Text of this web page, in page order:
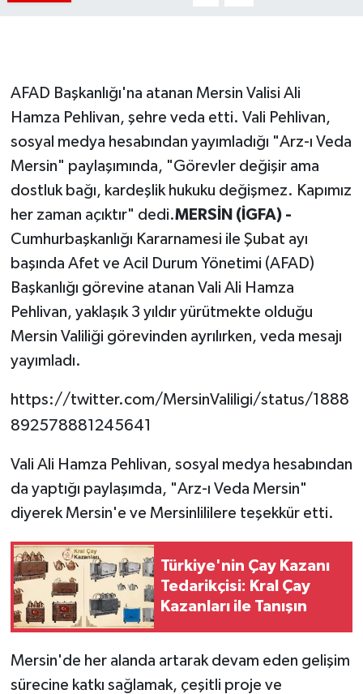
AFAD Başkanlığı'na atanan Mersin Valisi Ali
Hamza Pehlivan, şehre veda etti. Vali Pehlivan,
sosyal medya hesabından yayımladığı "Arz-ı Veda
Mersin" paylaşımında, "Görevler değişir ama
dostluk bağı, kardeşlik hukuku değişmez. Kapımız
her zaman açıktır" dedi.MERSİN (İGFA) -
Cumhurbaşkanlığı Kararnamesi ile Şubat ayı
başında Afet ve Acil Durum Yönetimi (AFAD)
Başkanlığı görevine atanan Vali Ali Hamza
Pehlivan, yaklaşık 3 yıldır yürütmekte olduğu
Mersin Valiliği görevinden ayrılırken, veda mesajı
yayımladı.
https://twitter.com/MersinValiligi/status/1888
892578881245641
Vali Ali Hamza Pehlivan, sosyal medya hesabından
da yaptığı paylaşımda, "Arz-ı Veda Mersin"
diyerek Mersin'e ve Mersinlililere teşekkür etti.
Türkiye'nin Çay Kazanı
Tedarikçisi: Kral Çay
Kazanları ile Tanışın
Mersin'de her alanda artarak devam eden gelişim
sürecine katkı sağlamak, çeşitli proje ve